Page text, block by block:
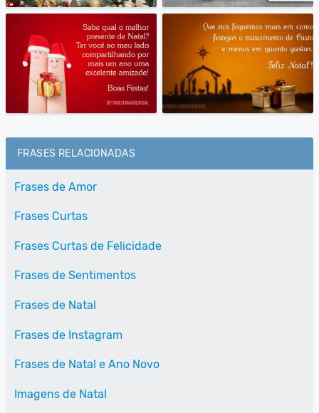
FRASES RELACIONADAS
Frases de Amor
Frases Curtas
Frases Curtas de Felicidade
Frases de Sentimentos
Frases de Natal
Frases de Instagram
Frases de Natal e Ano Novo
Imagens de Natal